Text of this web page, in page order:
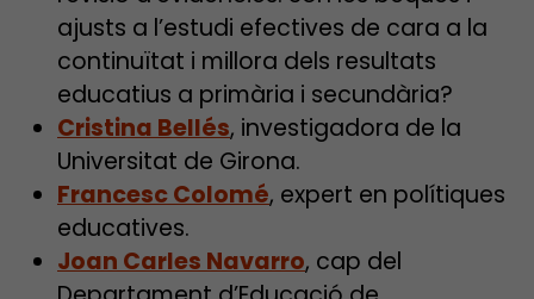
ajusts a l’estudi efectives de cara a la
continuïtat i millora dels resultats
educatius a primària i secundària?
Cristina Bellés, investigadora de la
Universitat de Girona.
Francesc Colomé, expert en polítiques
educatives.
Joan Carles Navarro, cap del